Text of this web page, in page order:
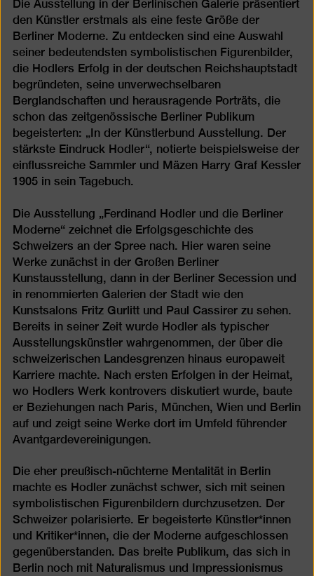
Die Ausstellung in der Berlinischen Galerie präsentiert
den Künstler erstmals als eine feste Größe der
Berliner Moderne. Zu entdecken sind eine Auswahl
seiner bedeutendsten symbolistischen Figurenbilder,
die Hodlers Erfolg in der deutschen Reichshauptstadt
begründeten, seine unverwechselbaren
Berglandschaften und herausragende Porträts, die
schon das zeitgenössische Berliner Publikum
begeisterten: „In der Künstlerbund Ausstellung. Der
stärkste Eindruck Hodler“, notierte beispielsweise der
einflussreiche Sammler und Mäzen Harry Graf Kessler
1905 in sein Tagebuch.
Die Ausstellung „Ferdinand Hodler und die Berliner
Moderne“ zeichnet die Erfolgsgeschichte des
Schweizers an der Spree nach. Hier waren seine
Werke zunächst in der Großen Berliner
Kunstausstellung, dann in der Berliner Secession und
in renommierten Galerien der Stadt wie den
Kunstsalons Fritz Gurlitt und Paul Cassirer zu sehen.
Bereits in seiner Zeit wurde Hodler als typischer
Ausstellungskünstler wahrgenommen, der über die
schweizerischen Landesgrenzen hinaus europaweit
Karriere machte. Nach ersten Erfolgen in der Heimat,
wo Hodlers Werk kontrovers diskutiert wurde, baute
er Beziehungen nach Paris, München, Wien und Berlin
auf und zeigt seine Werke dort im Umfeld führender
Avantgardevereinigungen.
Die eher preußisch-nüchterne Mentalität in Berlin
machte es Hodler zunächst schwer, sich mit seinen
symbolistischen Figurenbildern durchzusetzen. Der
Schweizer polarisierte. Er begeisterte Künstler*innen
und Kritiker*innen, die der Moderne aufgeschlossen
gegenüberstanden. Das breite Publikum, das sich in
Berlin noch mit Naturalismus und Impressionismus